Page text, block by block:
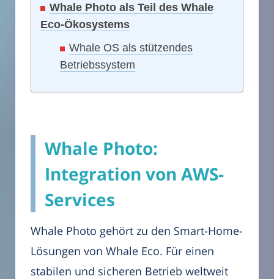
Whale Photo als Teil des Whale
Eco-Ökosystems
Whale OS als stützendes
Betriebssystem
Whale Photo:
Integration von AWS-
Services
Whale Photo gehört zu den Smart-Home-
Lösungen von Whale Eco. Für einen
stabilen und sicheren Betrieb weltweit